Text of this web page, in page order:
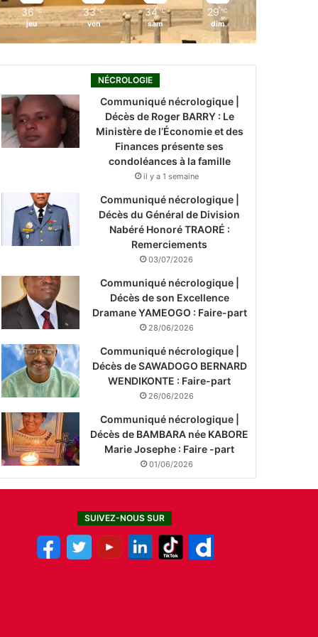
36 ℃
jeu
33 ℃
ven
34 ℃
sam
29 ℃
dim
NÉCROLOGIE
Communiqué nécrologique |
Décès de Roger BARRY : Le
Ministère de l’Économie et des
Finances présente ses
condoléances à la famille
il y a 1 semaine
Communiqué nécrologique |
Décès du Général de Division
Nabéré Honoré TRAORÉ :
Remerciements
03/07/2026
Communiqué nécrologique |
Décès de son Excellence
Dramane YAMEOGO : Faire-part
28/06/2026
Communiqué nécrologique |
Décès de SAWADOGO BERNARD
WENDIKONTE : Faire-part
26/06/2026
Communiqué nécrologique |
Décès de BAMBARA née KABORE
Marie Josephe : Faire -part
01/06/2026
SUIVEZ-NOUS SUR